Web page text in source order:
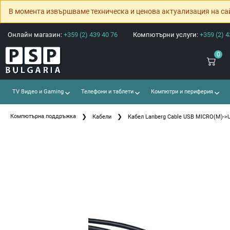
В момента извършваме техническа и ценова актуализация на
Онлайн магазин: +359 (2) 439 40 76 Компютърни услуги: +359 (2)
0
TV Видео и Gaming Телефони и таблети Компютри и периферия
Компютърна поддръжка Кабели Кабел Lanberg Cable USB MICRO(M)-